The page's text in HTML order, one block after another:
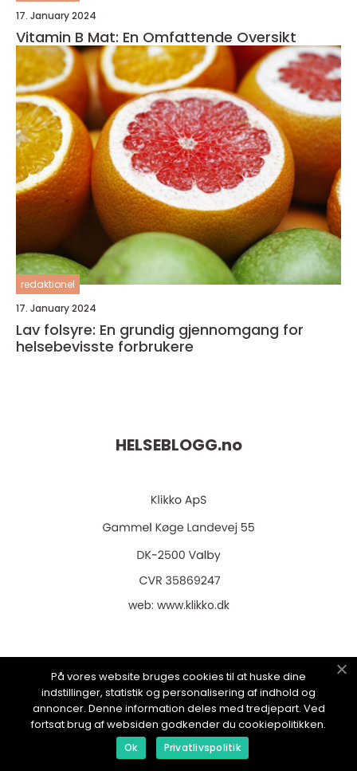
17. January 2024
Vitamin B Mat: En Omfattende Oversikt
redaktionel
17. January 2024
Lav folsyre: En grundig gjennomgang for
helsebevisste forbrukere
HELSEBLOGG.no
web: www.klikko.dk
Menu
Reklame
Om oss
På vores website bruges cookies til at huske dine
indstillinger, statistik og personalisering af indhold og
annoncer. Denne information deles med tredjepart. Ved
fortsat brug af websiden godkender du cookiepolitikken.
Ok Privatlivspolitik